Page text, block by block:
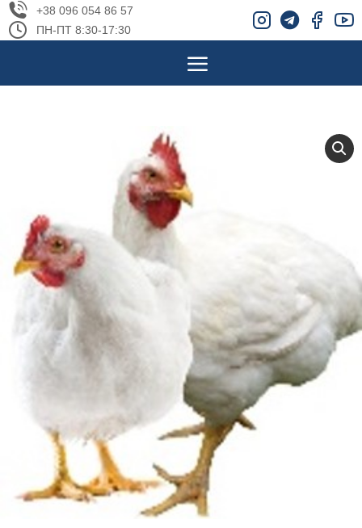
+38 096 054 86 57
ПН-ПТ 8:30-17:30